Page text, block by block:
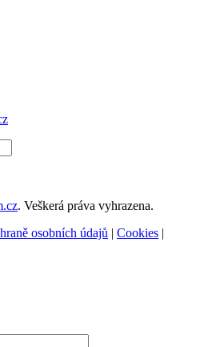
. Veškerá práva vyhrazena.
osobních údajů | Cookies |